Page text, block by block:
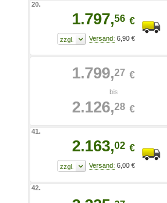
20.
1.797,56 €
6,90 €
1.799,27 €
bis
2.126,28 €
41.
2.163,02 €
6,00 €
42.